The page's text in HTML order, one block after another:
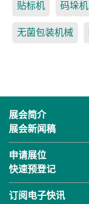
贴标机 码垛机
无菌包装机械
展会简介
展会新闻稿
申请展位
快速预登记
订阅电子快讯